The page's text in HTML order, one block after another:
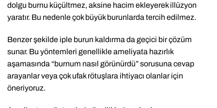
dolgu burnu küçültmez, aksine hacim ekleyerek illüzyon
yaratır. Bu nedenle çok büyük burunlarda tercih edilmez.
Benzer şekilde iple burun kaldırma da geçici bir çözüm
sunar. Bu yöntemleri genellikle ameliyata hazırlık
aşamasında “burnum nasıl görünürdü” sorusuna cevap
arayanlar veya çok ufak rötuşlara ihtiyacı olanlar için
öneriyoruz.